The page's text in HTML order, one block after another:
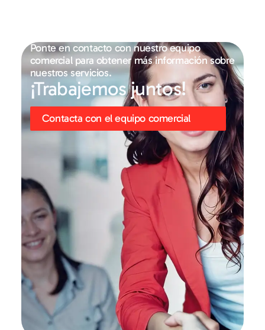
Ponte en contacto con nuestro equipo
comercial para obtener más información sobre
nuestros servicios.
¡Trabajemos juntos!
Contacta con el equipo comercial